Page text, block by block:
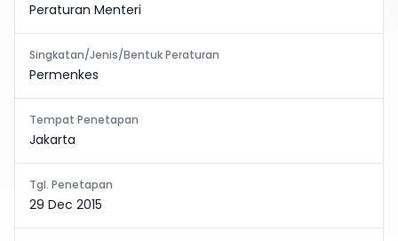
Peraturan Menteri
Singkatan/Jenis/Bentuk Peraturan
Permenkes
Tempat Penetapan
Jakarta
Tgl. Penetapan
29 Dec 2015